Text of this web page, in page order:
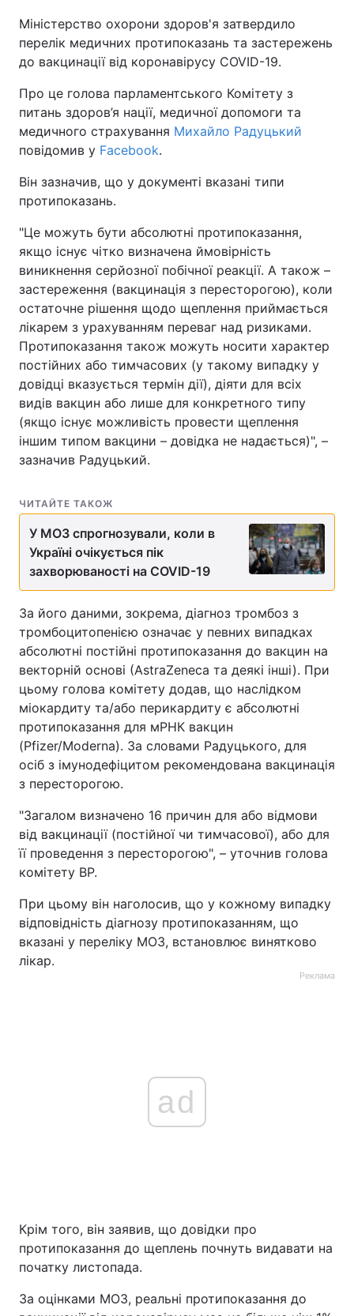
Міністерство охорони здоров'я затвердило
перелік медичних протипоказань та застережень
до вакцинації від коронавірусу COVID-19.
Про це голова парламентського Комітету з
питань здоров’я нації, медичної допомоги та
медичного страхування Михайло Радуцький
повідомив у Facebook.
Він зазначив, що у документі вказані типи
протипоказань.
"Це можуть бути абсолютні протипоказання,
якщо існує чітко визначена ймовірність
виникнення серйозної побічної реакції. А також –
застереження (вакцинація з пересторогою), коли
остаточне рішення щодо щеплення приймається
лікарем з урахуванням переваг над ризиками.
Протипоказання також можуть носити характер
постійних або тимчасових (у такому випадку у
довідці вказується термін дії), діяти для всіх
видів вакцин або лише для конкретного типу
(якщо існує можливість провести щеплення
іншим типом вакцини – довідка не надається)", –
зазначив Радуцький.
ЧИТАЙТЕ ТАКОЖ
У МОЗ спрогнозували, коли в
Україні очікується пік
захворюваності на COVID-19
За його даними, зокрема, діагноз тромбоз з
тромбоцитопенією означає у певних випадках
абсолютні постійні протипоказання до вакцин на
векторній основі (АstraZeneca та деякі інші). При
цьому голова комітету додав, що наслідком
міокардиту та/або перикардиту є абсолютні
протипоказання для мРНК вакцин
(Pfizer/Moderna). За словами Радуцького, для
осіб з імунодефіцитом рекомендована вакцинація
з пересторогою.
"Загалом визначено 16 причин для або відмови
від вакцинації (постійної чи тимчасової), або для
її проведення з пересторогою", – уточнив голова
комітету ВР.
При цьому він наголосив, що у кожному випадку
відповідність діагнозу протипоказанням, що
вказані у переліку МОЗ, встановлює винятково
лікар.
Реклама
ad
Крім того, він заявив, що довідки про
протипоказання до щеплень почнуть видавати на
початку листопада.
За оцінками МОЗ, реальні протипоказання до